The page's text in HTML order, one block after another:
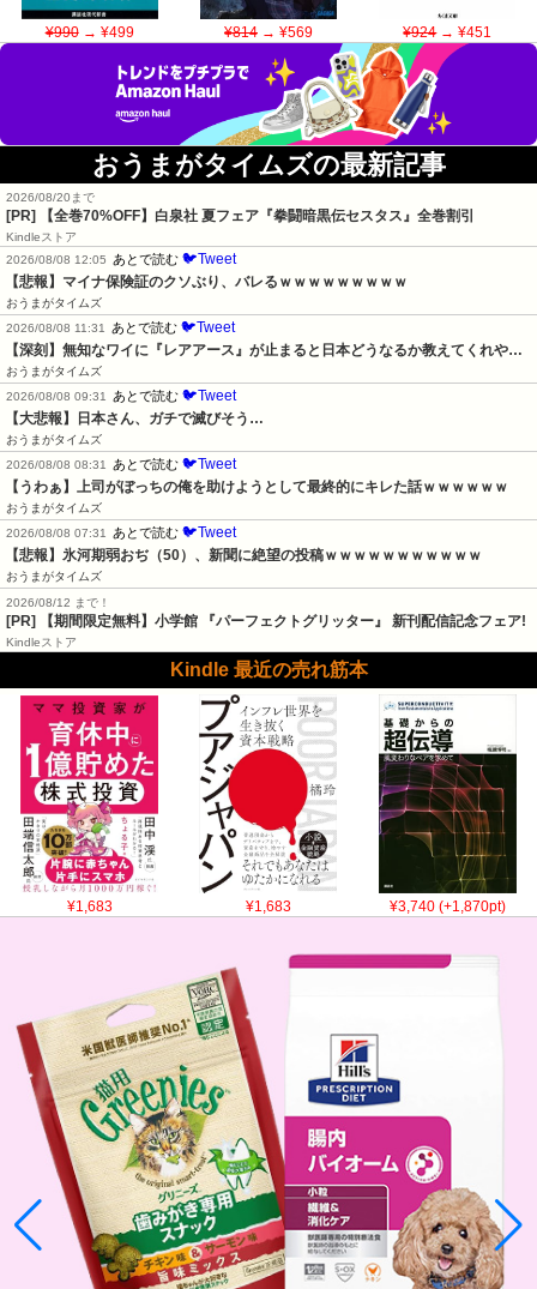
¥990→ ¥499 ¥814→ ¥569 ¥924→ ¥451
おうまがタイムズの最新記事
2026/08/20まで
[PR] 【全巻70%OFF】白泉社 夏フェア『拳闘暗黒伝セスタス』全巻割引
Kindleストア
2026/08/08 12:05
あとで読む 🐦Tweet
【悲報】マイナ保険証のクソぶり、バレるｗｗｗｗｗｗｗｗｗ
おうまがタイムズ
2026/08/08 11:31
あとで読む 🐦Tweet
【深刻】無知なワイに『レアアース』が止まると日本どうなるか教えてくれや…
おうまがタイムズ
2026/08/08 09:31
あとで読む 🐦Tweet
【大悲報】日本さん、ガチで滅びそう…
おうまがタイムズ
2026/08/08 08:31
あとで読む 🐦Tweet
【うわぁ】上司がぼっちの俺を助けようとして最終的にキレた話ｗｗｗｗｗｗ
おうまがタイムズ
2026/08/08 07:31
あとで読む 🐦Tweet
【悲報】氷河期弱おぢ（50）、新聞に絶望の投稿ｗｗｗｗｗｗｗｗｗｗｗ
おうまがタイムズ
2026/08/12 まで！
[PR] 【期間限定無料】小学館 『パーフェクトグリッター』 新刊配信記念フェア!
Kindleストア
Kindle 最近の売れ筋本
¥1,683 ¥1,683 ¥3,740 (+1,870pt)